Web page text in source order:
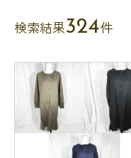
検索結果324件